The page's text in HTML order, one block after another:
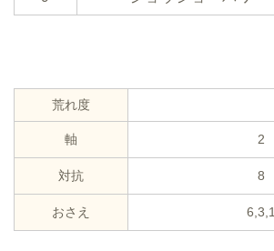
荒れ度
軸 2
対抗 8
おさえ 6,3,1